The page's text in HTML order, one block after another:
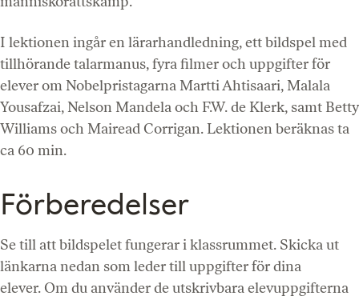
I lektionen ingår en lärarhandledning, ett bildspel med
tillhörande talarmanus, fyra filmer och uppgifter för
elever om Nobelpristagarna Martti Ahtisaari, Malala
Yousafzai, Nelson Mandela och F.W. de Klerk, samt Betty
Williams och Mairead Corrigan. Lektionen beräknas ta
ca 60 min.
Förberedelser
Se till att bildspelet fungerar i klassrummet. Skicka ut
länkarna nedan som leder till uppgifter för dina
elever. Om du använder de utskrivbara elevuppgifterna